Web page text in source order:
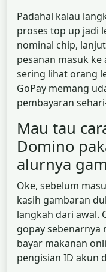
Padahal kalau
proses top up jadi
nominal chip,
pesanan masuk
sering lihat orang
GoPay memang
pembayaran
Mau tau
Domino
alurnya
Oke, sebelum
kasih gambaran
langkah dari awal.
gopay sebenarnya
bayar makanan
pengisian ID akun